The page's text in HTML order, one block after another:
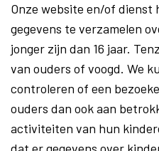
Onze website en/of
gegevens te verzamelen
jonger zijn dan 16 jaar.
van ouders of voogd. We
controleren of een
ouders dan ook aan
activiteiten van hun